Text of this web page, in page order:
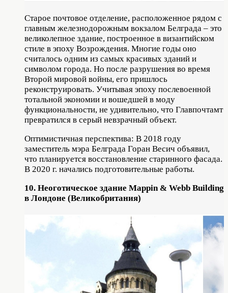
Старое почтовое отделение, расположенное рядом с
главным железнодорожным вокзалом Белграда – это
великолепное здание, построенное в византийском
стиле в эпоху Возрождения. Многие годы оно
считалось одним из самых красивых зданий и
символом города. Но после разрушения во время
Второй мировой войны, его пришлось
реконструировать. Учитывая эпоху послевоенной
тотальной экономии и вошедшей в моду
функциональности, не удивительно, что Главпочтамт
превратился в серый невзрачный объект.
Оптимистичная перспектива: В 2018 году
заместитель мэра Белграда Горан Весич объявил,
что планируется восстановление старинного фасада.
В 2020 г. начались подготовительные работы.
10. Неоготическое здание Mappin & Webb Building
в Лондоне (Великобритания)